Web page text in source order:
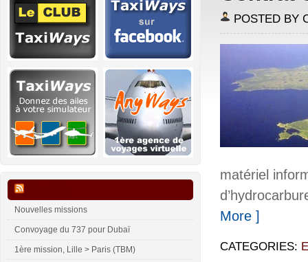
POSTED BY
matériel
More ]
CATEGORIES:
Nouvelles missions
Convoyage du 737 pour Dubaï
1ère mission, Lille > Paris (TBM)